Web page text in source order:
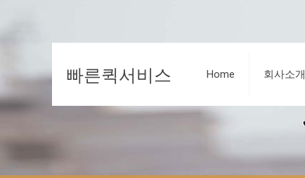
빠른퀵서비스 Home 회사소개